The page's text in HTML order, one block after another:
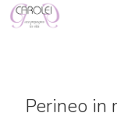
Salta
Perineo in